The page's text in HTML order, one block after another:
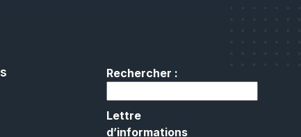
Rechercher :
Lettre
d’informations